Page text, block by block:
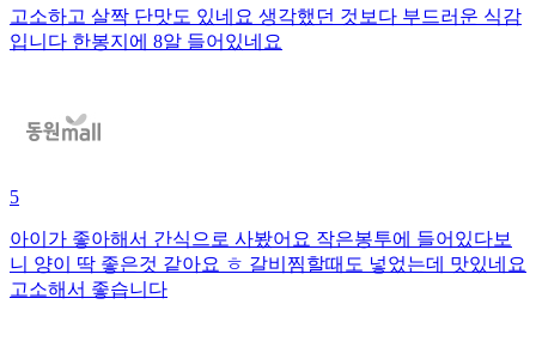
고소하고 살짝 단맛도 있네요 생각했던 것보다 부드러운 식감
입니다 한봉지에 8알 들어있네요
5
아이가 좋아해서 간식으로 사봤어요 작은봉투에 들어있다보
니 양이 딱 좋은것 같아요 ㅎ 갈비찜할때도 넣었는데 맛있네요
고소해서 좋습니다